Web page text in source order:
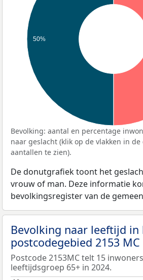
50%
Bevolking: aantal en percentage
naar geslacht (klik op de vlakken in
aantallen te zien).
De donutgrafiek toont het
vrouw of man. Deze informatie
bevolkingsregister van de
Bevolking naar leeftijd in
postcodegebied 2153 MC
Postcode 2153MC telt 15
leeftijdsgroep 65+ in 2024.